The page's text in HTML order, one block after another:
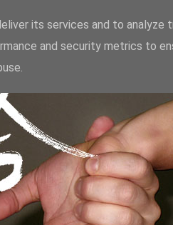
its services and to analyze
and security metrics to